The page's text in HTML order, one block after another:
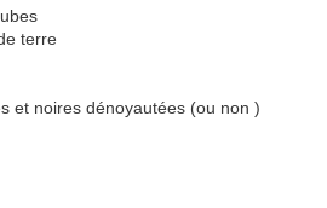
terre
et noires dénoyautées (ou non )